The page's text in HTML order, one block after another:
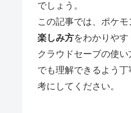
でしょう。
この記事では、ポケ
楽しみ方をわかりやす
クラウドセーブの使
でも理解できるよう
考にしてください。